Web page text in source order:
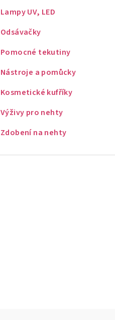
Lampy UV, LED
Odsávačky
Pomocné tekutiny
Nástroje a pomůcky
Kosmetické kufříky
Výživy pro nehty
Zdobení na nehty